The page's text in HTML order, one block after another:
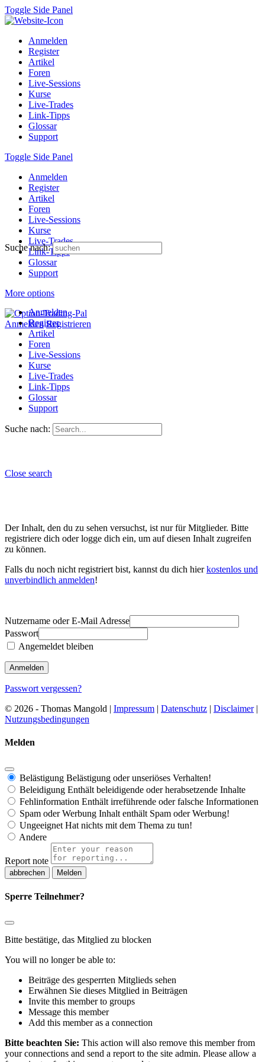
Toggle Side Panel
Anmelden
Register
Artikel
Foren
Live-Sessions
Kurse
Live-Trades
Link-Tipps
Glossar
Support
Toggle Side Panel
Anmelden
Register
Artikel
Foren
Live-Sessions
Kurse
Live-Trades
Link-Tipps
Glossar
Support
More options
Anmelden Registrieren
Suche nach:
Anmelden
Register
Artikel
Foren
Live-Sessions
Kurse
Live-Trades
Link-Tipps
Glossar
Support
Suche nach:
Close search
Der Inhalt, den du zu sehen versuchst, ist nur für Mitglieder. Bitte
registriere dich oder logge dich ein, um auf diesen Inhalt zugreifen
zu können.
Falls du noch nicht registriert bist, kannst du dich hierkostenlos und
unverbindlich anmelden!
Nutzername oder E-Mail Adresse
Passwort
Angemeldet bleiben
Passwort vergessen?
© 2026 - Thomas Mangold | Impressum | Datenschutz | Disclaimer|
Nutzungsbedingungen
Melden
Belästigung Belästigung oder unseriöses Verhalten!
Beleidigung Enthält beleidigende oder herabsetzende Inhalte
Fehlinformation Enthält irreführende oder falsche Informationen
Spam oder Werbung Inhalt enthält Spam oder Werbung!
Ungeeignet Hat nichts mit dem Thema zu tun!
Andere
Report note
Melden
Sperre Teilnehmer?
Bitte bestätige, das Mitglied zu blocken
You will no longer be able to:
Beiträge des gesperrten Mitglieds sehen
Erwähnen Sie dieses Mitglied in Beiträgen
Invite this member to groups
Message this member
Add this member as a connection
Bitte beachten Sie: This action will also remove this member from
your connections and send a report to the site admin. Please allow a